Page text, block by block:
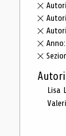
Autori
Lisa